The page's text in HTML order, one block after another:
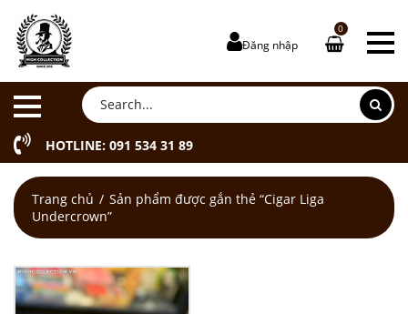
Đăng nhập
0
HOTLINE: 091 534 31 89
Trang chủ
Sản phẩm được gắn thẻ “Cigar Liga
Undercrown”